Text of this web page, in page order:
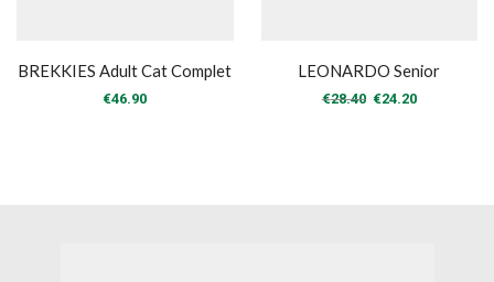
BREKKIES Adult Cat Complet
€46.90
LEONARDO Senior
€28.40 Original
€24.20Η